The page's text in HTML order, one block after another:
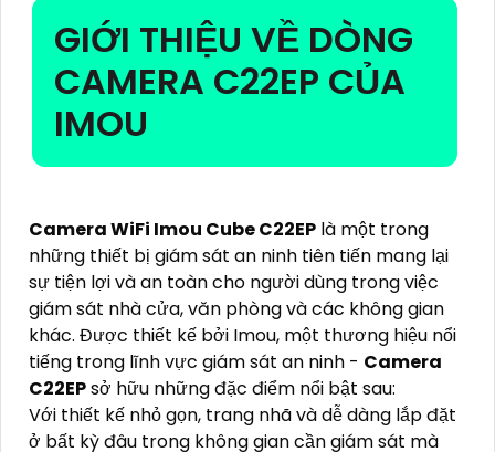
GIỚI THIỆU VỀ DÒNG
CAMERA C22EP CỦA
IMOU
Camera WiFi Imou Cube C22EP là một trong
những thiết bị giám sát an ninh tiên tiến mang lại
sự tiện lợi và an toàn cho người dùng trong việc
giám sát nhà cửa, văn phòng và các không gian
khác. Được thiết kế bởi Imou, một thương hiệu nổi
tiếng trong lĩnh vực giám sát an ninh - Camera
C22EPsở hữu những đặc điểm nổi bật sau:
Với thiết kế nhỏ gọn, trang nhã và dễ dàng lắp đặt
ở bất kỳ đâu trong không gian cần giám sát mà